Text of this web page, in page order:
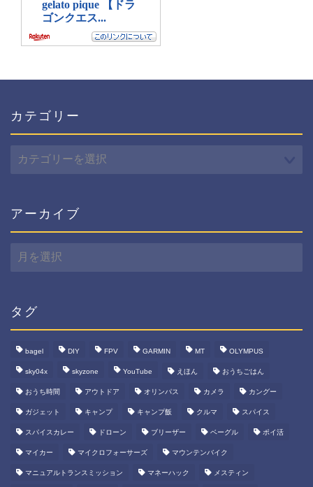
カテゴリー
テ
ー
アーカイブ
ー
ブ
タグ
bagel DIY FPV GARMIN MT OLYMPUS
sky04x skyzone YouTube えほん おうちごはん
おうち時間 アウトドア オリンパス カメラ カングー
ガジェット キャンプ キャンプ飯 クルマ スパイス
スパイスカレー ドローン ブリーザー ベーグル ポイ活
マイカー マイクロフォーサーズ マウンテンバイク
マニュアルトランスミッション マネーハック メスティン